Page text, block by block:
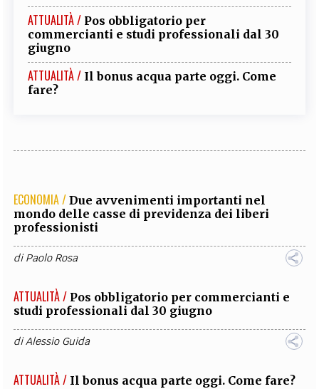
ATTUALITÀ / Pos obbligatorio per
commercianti e studi professionali dal 30
giugno
ATTUALITÀ / Il bonus acqua parte oggi. Come
fare?
ECONOMIA / Due avvenimenti importanti nel
mondo delle casse di previdenza dei liberi
professionisti
diPaolo Rosa
ATTUALITÀ / Pos obbligatorio per commercianti e
studi professionali dal 30 giugno
diAlessio Guida
ATTUALITÀ / Il bonus acqua parte oggi. Come fare?